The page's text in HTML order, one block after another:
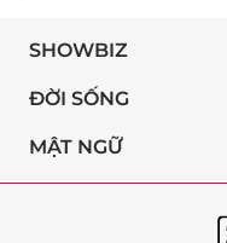
SHOWBIZ
ĐỜI SỐNG
MẬT NGỮ